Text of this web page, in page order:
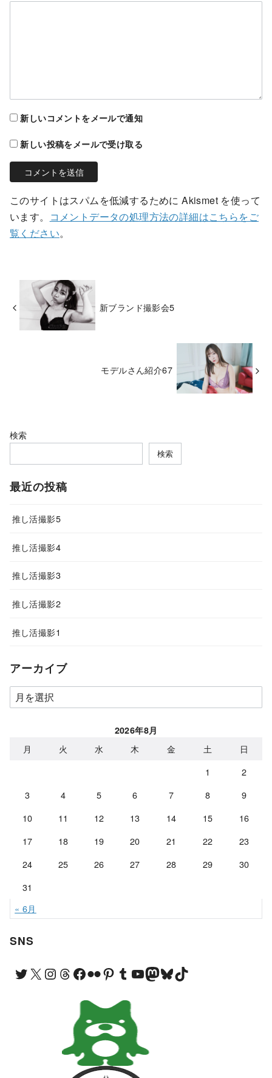
新しいコメントをメールで通知
新しい投稿をメールで受け取る
このサイトはスパムを低減するために Akismet を使って
います。
コメントデータの処理方法の詳細はこちらをご
覧ください。
新ブランド撮影会5
モデルさん紹介67
検索
検索
最近の投稿
推し活撮影5
推し活撮影4
推し活撮影3
推し活撮影2
推し活撮影1
アーカイブ
ア
ー
2026年8月
月 火 水 木 金 土
日
1
2
3
4 5 6 7 8
9
10
11 12 13 14 15
16
17
18 19 20 21 22
23
24
25 26 27 28 29
30
31
« 6月
SNS
Twitter X Instagram Threads Facebook Flickr Pinterest Tumblr YouTube Mastodon Bluesky TikTok